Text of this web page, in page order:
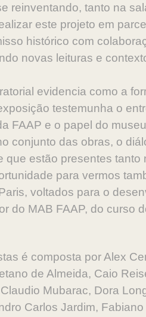
reinventando, tanto na
este projeto em
histórico com
novas leituras e
evidencia como a
testemunha o
FAAP e o papel do
conjunto das obras, o
que estão presentes
para vermos
voltados para o
do MAB FAAP, do curso
é composta por Alex
de Almeida, Caio
Mubarac, Dora
Carlos Jardim,